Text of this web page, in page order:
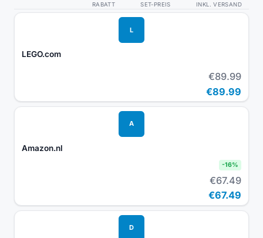
RABATT SET-PREIS INKL. VERSAND
L
LEGO.com
€89.99
€89.99
A
Amazon.nl
-16%
€67.49
€67.49
D